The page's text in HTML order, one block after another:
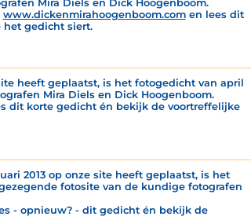
Mira Diels en Dick Hoogenboom.
www.dickenmirahoogenboom.comen lees dit
het gedicht siert.
heeft geplaatst, is het fotogedicht van april
Mira Diels en Dick Hoogenboom.
dit korte gedicht én bekijk de voortreffelijke
2013 op onze site heeft geplaatst, is het
fotosite van de kundige fotografen
- opnieuw? - dit gedicht én bekijk de